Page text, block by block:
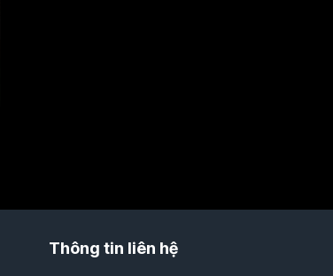
Thông tin liên hệ